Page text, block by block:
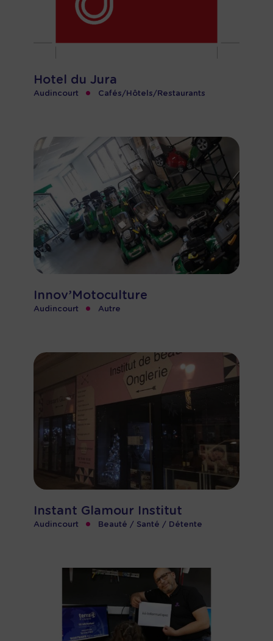
Hotel du Jura
Audincourt • Cafés/Hôtels/Restaurants
Innov’Motoculture
Audincourt • Autre
Instant Glamour Institut
Audincourt • Beauté / Santé / Détente